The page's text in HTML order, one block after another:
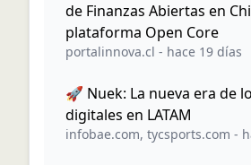
de Finanzas Abiertas en
plataforma Open Core
portalinnova.cl - hace 19 días
🚀 Nuek: La nueva era de
digitales en LATAM
infobae.com, tycsports.com -